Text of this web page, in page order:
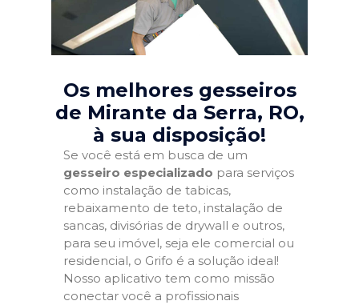
Os melhores gesseiros
de Mirante da Serra, RO,
à sua disposição!
Se você está em busca de um
gesseiro especializado para serviços
como instalação de tabicas,
rebaixamento de teto, instalação de
sancas, divisórias de drywall e outros,
para seu imóvel, seja ele comercial ou
residencial, o Grifo é a solução ideal!
Nosso aplicativo tem como missão
conectar você a profissionais